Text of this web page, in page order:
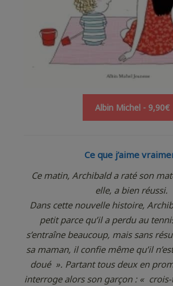
Albin Michel - 9,90€
Ce que j’aime
Ce matin, Archibald a raté son
elle, a bien réussi.
Dans cette nouvelle histoire,
petit parce qu’il a perdu au
s’entraîne beaucoup, mais sans
sa maman, il confie même qu’il
doué ». Partant tous deux en
interroge alors son garçon : «